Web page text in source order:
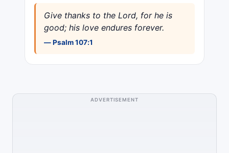
Give thanks to the Lord, for he is
good; his love endures forever.
— Psalm 107:1
ADVERTISEMENT